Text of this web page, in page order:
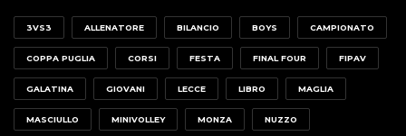
3VS3 ALLENATORE BILANCIO BOYS CAMPIONATO
COPPA PUGLIA CORSI FESTA FINAL FOUR FIPAV
GALATINA GIOVANI LECCE LIBRO MAGLIA
MASCIULLO MINIVOLLEY MONZA NUZZO